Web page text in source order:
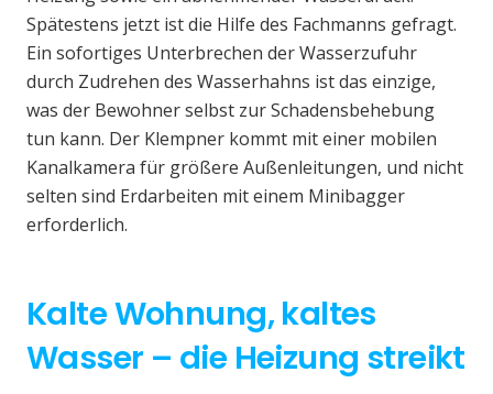
Spätestens jetzt ist die Hilfe des Fachmanns gefragt.
Ein sofortiges Unterbrechen der Wasserzufuhr
durch Zudrehen des Wasserhahns ist das einzige,
was der Bewohner selbst zur Schadensbehebung
tun kann. Der Klempner kommt mit einer mobilen
Kanalkamera für größere Außenleitungen, und nicht
selten sind Erdarbeiten mit einem Minibagger
erforderlich.
Kalte Wohnung, kaltes
Wasser – die Heizung streikt